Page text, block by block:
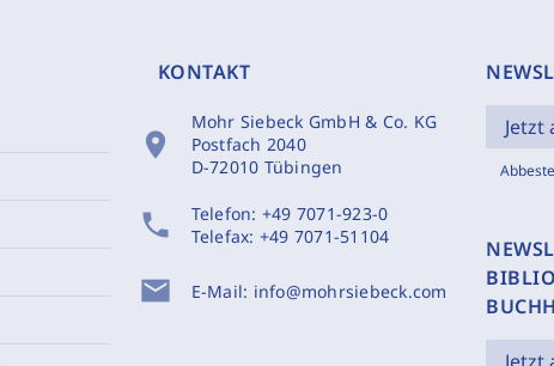
KONTAKT
location_on
Mohr Siebeck GmbH & Co. KG
Postfach 2040
D-72010 Tübingen
phone Telefon: +49 7071-923-0
Telefax: +49 7071-51104
mail E-Mail: info@mohrsiebeck.com
Jetzt